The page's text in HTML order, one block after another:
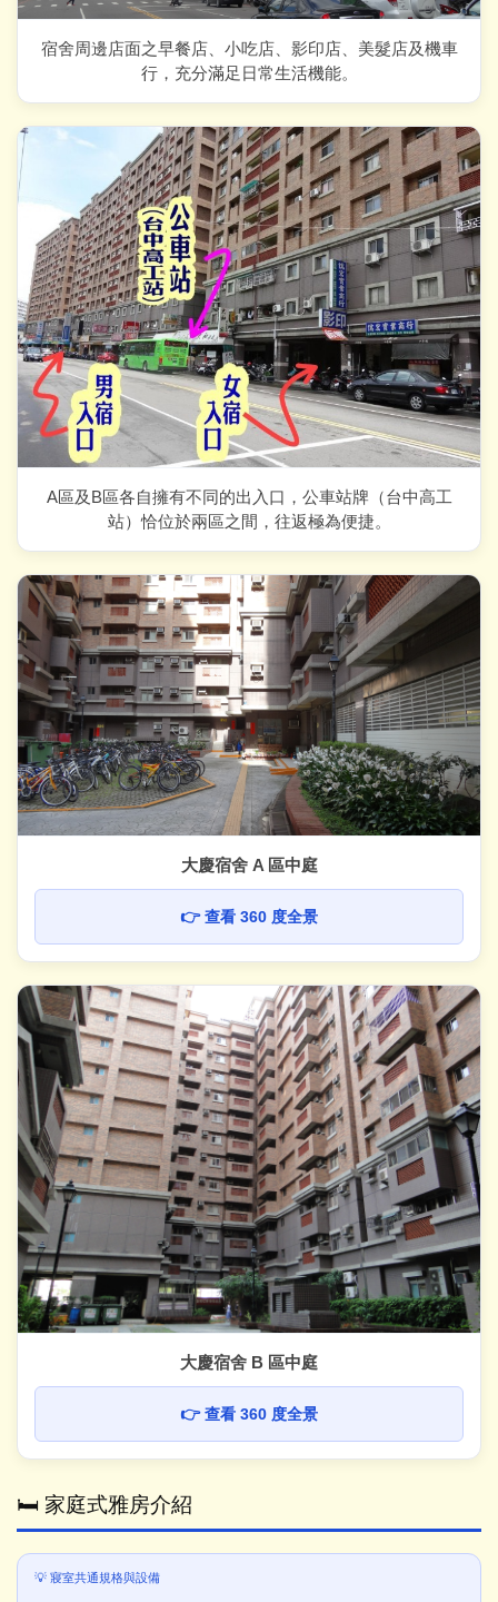
宿舍周邊店面之早餐店、小吃店、影印店、美髮店及機車
行，充分滿足日常生活機能。
A區及B區各自擁有不同的出入口，公車站牌（台中高工
站）恰位於兩區之間，往返極為便捷。
大慶宿舍 A 區中庭
👉 查看 360 度全景
大慶宿舍 B 區中庭
👉 查看 360 度全景
🛏️ 家庭式雅房介紹
💡 寢室共通規格與設備